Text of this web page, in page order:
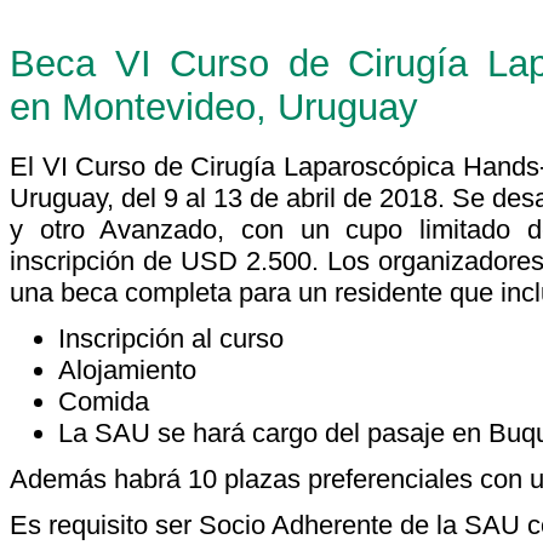
Beca VI Curso de Cirugía
en Montevideo, Uruguay
El VI Curso de Cirugía Laparoscópica
Uruguay, del 9 al 13 de abril de 2018. Se
y otro Avanzado, con un cupo limitado
inscripción de USD 2.500. Los
una beca completa para un residente que
Inscripción al curso
Alojamiento
Comida
La SAU se hará cargo del pasaje en
Además habrá 10 plazas preferenciales con
Es requisito ser Socio Adherente de la SAU